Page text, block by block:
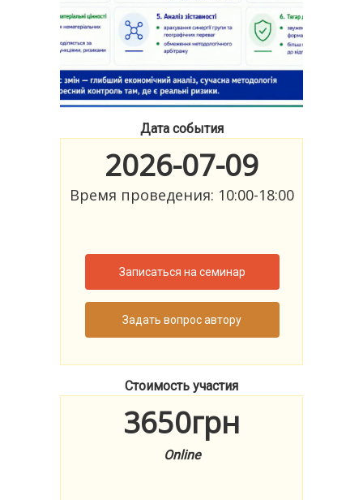
Дата события
2026-07-09
Время проведения: 10:00-18:00
Записаться на семинар
Задать вопрос автору
Стоимость участия
3650грн
Online